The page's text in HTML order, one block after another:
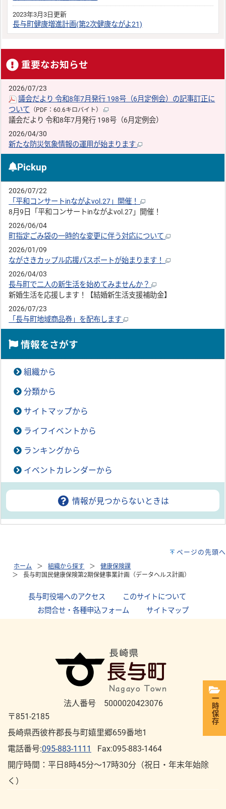
2023年3月3日更新
長与町健康増進計画(第2次健康ながよ21)
重要なお知らせ
2026/07/23
議会だより 令和8年7月発行 198号（6月定例会）の記事訂正に
ついて （PDF：60.6キロバイト）
議会だより 令和8年7月発行 198号（6月定例会）
2026/04/30
新たな防災気象情報の運用が始まります
Pickup
2026/07/22
「平和コンサートinながよvol.27」開催！
8月9日「平和コンサートinながよvol.27」開催！
2026/06/04
町指定ごみ袋の一時的な変更に伴う対応について
2026/01/09
ながさきカップル応援パスポートが始まります！
2026/04/03
長与町で二人の新生活を始めてみませんか？
新婚生活を応援します！【結婚新生活支援補助金】
2026/07/23
「長与町地域商品券」を配布します
情報をさがす
組織から
分類から
サイトマップから
ライフイベントから
ランキングから
イベントカレンダーから
情報が見つからないときは
ページの先頭へ
ホーム 組織から探す
健康保険課
長与町国民健康保険第2期保健事業計画（データヘルス計画）
長与町役場へのアクセス このサイトについて
お問合せ・各種申込フォーム
サイトマップ
法人番号 5000020423076
〒851-2185
長崎県西彼杵郡長与町嬉里郷659番地1
電話番号:095-883-1111
Fax:095-883-1464
開庁時間：平⽇8時45分～17時30分（祝⽇・年末年始除
く）
一時保存